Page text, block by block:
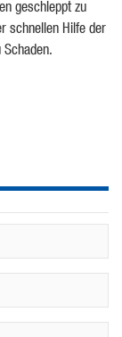
geschleppt zu
schnellen Hilfe der
Schaden.